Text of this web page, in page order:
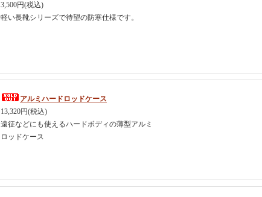
3,500円(税込)
軽い長靴シリーズで待望の防寒仕様です。
アルミハードロッドケース
13,320円(税込)
遠征などにも使えるハードボディの薄型アルミ
ロッドケース